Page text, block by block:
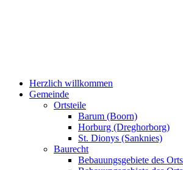
Herzlich willkommen
Gemeinde
Ortsteile
Barum (Boorn)
Horburg (Dreghorborg)
St. Dionys (Sanknies)
Baurecht
Bebauungsgebiete des